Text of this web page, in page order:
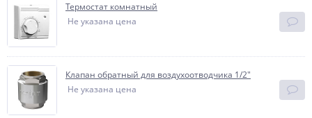
Термостат комнатный
Не указана цена
Клапан обратный для воздухоотводчика 1/2"
Не указана цена